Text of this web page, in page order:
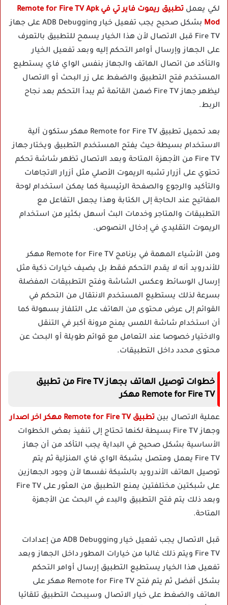
لكي يعمل
تطبيق ريموت فاير تي في Remote for Fire TV Apk
Mod
بشكل صحيح يجب تفعيل خيار ADB Debugging على جهاز
Fire TV قبل الاتصال لأن هذا الخيار يسمح للتطبيق بالتعرف
على الجهاز وإرسال أوامر التحكم إليه وبعد تفعيل الخيار
والتأكد من اتصال الهاتف والجهاز بنفس الواي فاي يستطيع
المستخدم فتح التطبيق والضغط على زر البحث أو الاتصال
ليظهر جهاز Fire TV ضمن القائمة ثم يبدأ التحكم بعد نجاح
الربط.
بعد تحميل تطبيق Remote for Fire TV مهكر ستكون آلية
الاستخدام بسيطة حيث يفتح المستخدم التطبيق ويختار جهاز
Fire TV من الأجهزة المتاحة وبعد الاتصال تظهر شاشة تحكم
تحتوي على أزرار تشبه الريموت الأصلي مثل أزرار الاتجاهات
والتأكيد والرجوع والصفحة الرئيسية كما يمكن استخدام لوحة
المفاتيح عند الحاجة إلى الكتابة وهذا يجعل التفاعل مع
التطبيقات والمتاجر وخدمات البث أسهل بكثير من استخدام
الريموت التقليدي في إدخال النصوص.
ومن الأشياء المهمة في برنامج Remote for Fire TV مهكر
للأندرويد أنه لا يقدم التحكم فقط بل يضيف خيارات ذكية مثل
إرسال الوسائط وعكس الشاشة وفتح التطبيقات المفضلة
بسرعة لذلك يستطيع المستخدم الانتقال من التحكم في
القوائم إلى عرض محتوى من الهاتف على التلفاز بسهولة كما
أن استخدام شاشة اللمس يمنح مرونة أكبر في التنقل
والاختيار خصوصا عند التعامل مع قوائم طويلة أو البحث عن
محتوى محدد داخل التطبيقات.
خطوات توصيل الهاتف بجهاز Fire TV من تطبيق
Remote for Fire TV مهكر
عملية الاتصال بين تطبيق Remote for Fire TV مهكر اخر اصدار
وجهاز Fire TV بسيطة لكنها تحتاج إلى تنفيذ بعض الخطوات
الأساسية بشكل صحيح في البداية يجب التأكد من أن جهاز
Fire TV يعمل ومتصل بشبكة الواي فاي المنزلية ثم يتم
توصيل الهاتف الأندرويد بالشبكة نفسها لأن وجود الجهازين
على شبكتين مختلفتين يمنع التطبيق من العثور على Fire TV
وبعد ذلك يتم فتح التطبيق والبدء في البحث عن الأجهزة
المتاحة.
قبل الاتصال يجب تفعيل خيار ADB Debugging من إعدادات
Fire TV ويتم ذلك غالبا من خيارات المطور داخل الجهاز وبعد
تفعيل هذا الخيار يستطيع التطبيق إرسال أوامر التحكم
بشكل أفضل ثم يتم فتح Remote for Fire TV مهكر على
الهاتف والضغط على خيار الاتصال وسيبحث التطبيق تلقائيا